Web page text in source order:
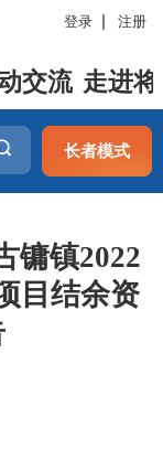
登录 注册
交流 走进
长者模式
镛镇2022
目结余资